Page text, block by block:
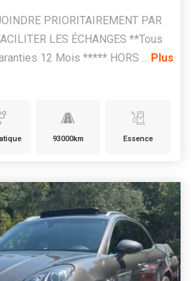
PRIORITAIREMENT PAR
LES ÉCHANGES **Tous
12 Mois ***** HORS ... Plus
93000km Essence